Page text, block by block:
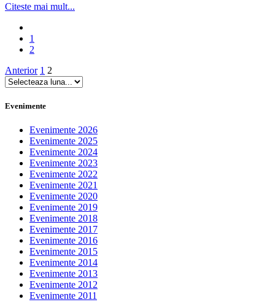
Citeste mai mult...
1
2
Paginație
articole
Anterior 1 2
Evenimente
Evenimente 2026
Evenimente 2025
Evenimente 2024
Evenimente 2023
Evenimente 2022
Evenimente 2021
Evenimente 2020
Evenimente 2019
Evenimente 2018
Evenimente 2017
Evenimente 2016
Evenimente 2015
Evenimente 2014
Evenimente 2013
Evenimente 2012
Evenimente 2011